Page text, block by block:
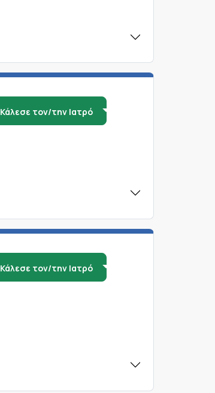
Κάλεσε τον/την Ιατρό
Κάλεσε τον/την Ιατρό